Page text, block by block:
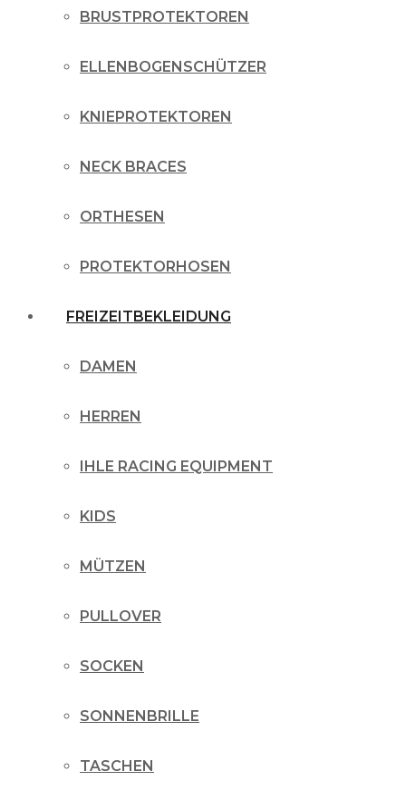
BRUSTPROTEKTOREN
ELLENBOGENSCHÜTZER
KNIEPROTEKTOREN
NECK BRACES
ORTHESEN
PROTEKTORHOSEN
FREIZEITBEKLEIDUNG
DAMEN
HERREN
IHLE RACING EQUIPMENT
KIDS
MÜTZEN
PULLOVER
SOCKEN
SONNENBRILLE
TASCHEN